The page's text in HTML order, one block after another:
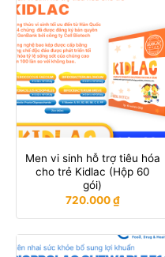
Men vi sinh hỗ trợ tiêu hóa
cho trẻ Kidlac (Hộp 60
gói)
720.000₫